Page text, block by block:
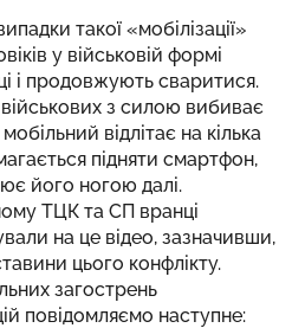
такої «мобілізації»
у військовій формі
і продовжують сваритися.
з силою вибиває
відлітає на кілька
підняти смартфон,
його ногою далі.
ТЦК та СП вранці
на це відео, зазначивши,
цього конфлікту.
загострень
повідомляємо наступне: